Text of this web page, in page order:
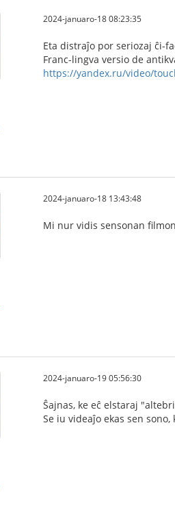
2024-januaro-18 08:23:35
Eta distraĵo por seriozaj ĉi-
Franc-lingva versio de
https://yandex.ru/video/
2024-januaro-18 13:43:48
Mi nur vidis sensonan
2024-januaro-19 05:56:30
Ŝajnas, ke eĉ elstaraj
Se iu videaĵo ekas sen